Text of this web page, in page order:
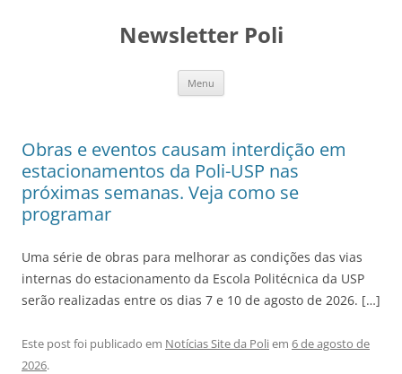
Newsletter Poli
Menu
Obras e eventos causam interdição em
estacionamentos da Poli-USP nas
próximas semanas. Veja como se
programar
Uma série de obras para melhorar as condições das vias
internas do estacionamento da Escola Politécnica da USP
serão realizadas entre os dias 7 e 10 de agosto de 2026. […]
Este post foi publicado em Notícias Site da Poliem 6 de agosto de
2026.